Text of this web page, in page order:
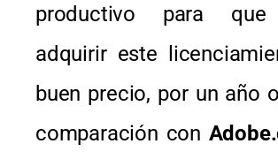
productivo para que
adquirir este
buen precio, por un año
comparación con